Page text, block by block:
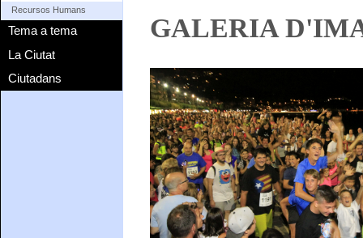
Recursos Humans
Tema a tema
La Ciutat
Ciutadans
GALERIA